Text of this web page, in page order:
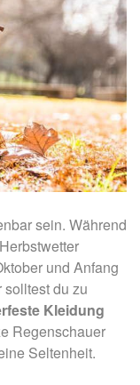
sein. Während
und Anfang
solltest du zu
Kleidung
Regenschauer
Seltenheit.